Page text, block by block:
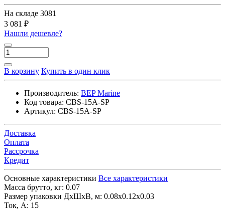
На складе 3081
3 081 ₽
Нашли дешевле?
В корзину Купить в один клик
Производитель: BEP Marine
Код товара: CBS-15A-SP
Артикул: CBS-15A-SP
Доставка
Оплата
Рассрочка
Кредит
Основные характеристики Все характеристики
Масса брутто, кг: 0.07
Размер упаковки ДхШхВ, м: 0.08x0.12x0.03
Ток, А: 15